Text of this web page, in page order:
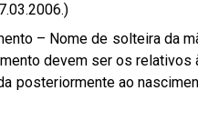
– Nome de solteira da
devem ser os
posteriormente ao